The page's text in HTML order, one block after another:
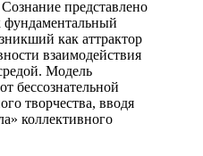
представлено
фундаментальный
как аттрактор
взаимодействия
Модель
бессознательной
творчества, вводя
коллективного